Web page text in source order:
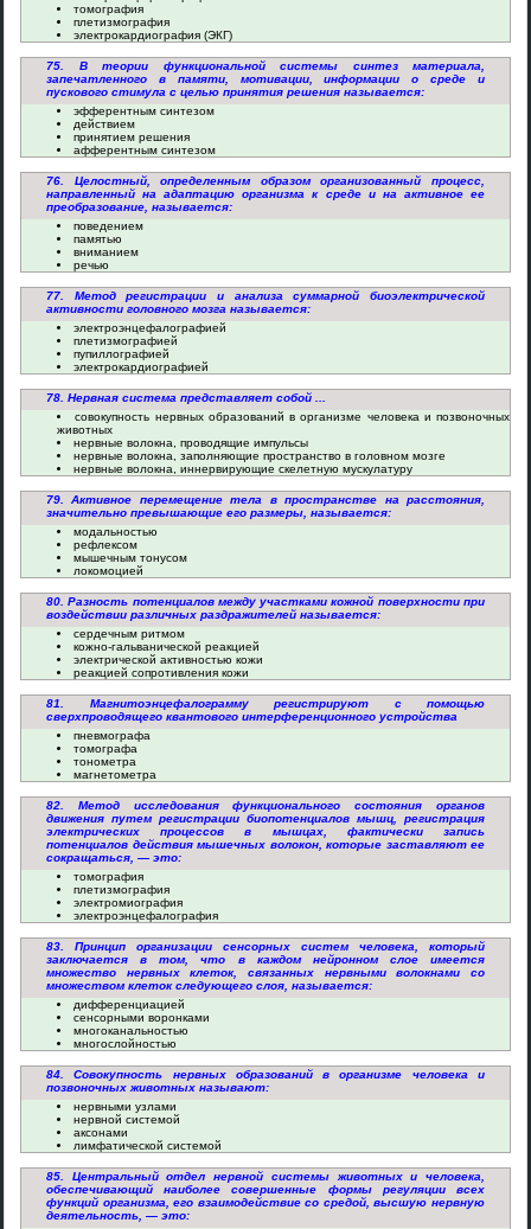
томография
плетизмография
электрокардиография (ЭКГ)
75. В теории функциональной системы синтез материала,
запечатленного в памяти, мотивации, информации о среде и
пускового стимула с целью принятия решения называется:
эфферентным синтезом
действием
принятием решения
афферентным синтезом
76. Целостный, определенным образом организованный процесс,
направленный на адаптацию организма к среде и на активное ее
преобразование, называется:
поведением
памятью
вниманием
речью
77. Метод регистрации и анализа суммарной биоэлектрической
активности головного мозга называется:
электроэнцефалографией
плетизмографией
пупиллографией
электрокардиографией
78. Нервная система представляет собой ...
совокупность нервных образований в организме человека и позвоночных
животных
нервные волокна, проводящие импульсы
нервные волокна, заполняющие пространство в головном мозге
нервные волокна, иннервирующие скелетную мускулатуру
79. Активное перемещение тела в пространстве на расстояния,
значительно превышающие его размеры, называется:
модальностью
рефлексом
мышечным тонусом
локомоцией
80. Разность потенциалов между участками кожной поверхности при
воздействии различных раздражителей называется:
сердечным ритмом
кожно-гальванической реакцией
электрической активностью кожи
реакцией сопротивления кожи
81. Магнитоэнцефалограмму регистрируют с помощью
сверхпроводящего квантового интерференционного устройства
пневмографа
томографа
тонометра
магнетометра
82. Метод исследования функционального состояния органов
движения путем регистрации биопотенциалов мышц, регистрация
электрических процессов в мышцах, фактически запись
потенциалов действия мышечных волокон, которые заставляют ее
сокращаться, — это:
томография
плетизмография
электромиография
электроэнцефалография
83. Принцип организации сенсорных систем человека, который
заключается в том, что в каждом нейронном слое имеется
множество нервных клеток, связанных нервными волокнами со
множеством клеток следующего слоя, называется:
дифференциацией
сенсорными воронками
многоканальностью
многослойностью
84. Совокупность нервных образований в организме человека и
позвоночных животных называют:
нервными узлами
нервной системой
аксонами
лимфатической системой
85. Центральный отдел нервной системы животных и человека,
обеспечивающий наиболее совершенные формы регуляции всех
функций организма, его взаимодействие со средой, высшую нервную
деятельность, — это: